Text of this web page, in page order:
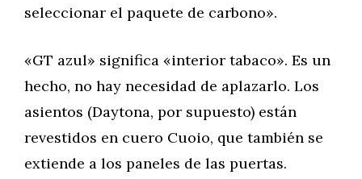
seleccionar el paquete de carbono».
«GT azul» significa «interior tabaco». Es un
hecho, no hay necesidad de aplazarlo. Los
asientos (Daytona, por supuesto) están
revestidos en cuero Cuoio, que también se
extiende a los paneles de las puertas.